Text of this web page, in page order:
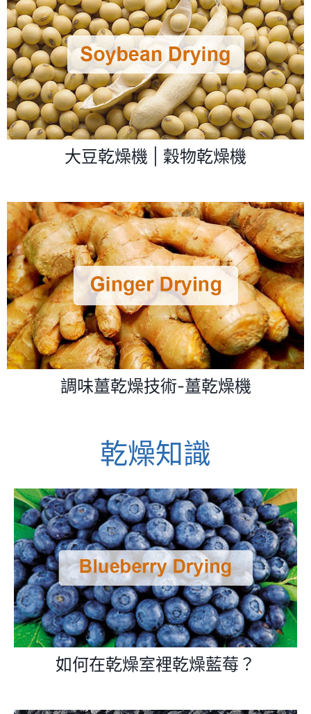
大豆乾燥機 | 穀物乾燥機
調味薑乾燥技術-薑乾燥機
乾燥知識
如何在乾燥室裡乾燥藍莓？